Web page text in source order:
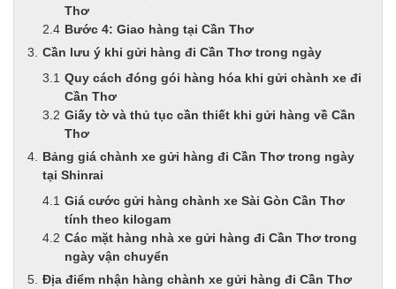
Thơ
Bước 4: Giao hàng tại Cần Thơ
Cần lưu ý khi gửi hàng đi Cần Thơ trong ngày
Quy cách đóng gói hàng hóa khi gửi chành xe đi
Cần Thơ
Giấy tờ và thủ tục cần thiết khi gửi hàng về Cần
Thơ
Bảng giá chành xe gửi hàng đi Cần Thơ trong ngày
tại Shinrai
Giá cước gửi hàng chành xe Sài Gòn Cần Thơ
tính theo kilogam
Các mặt hàng nhà xe gửi hàng đi Cần Thơ trong
ngày vận chuyển
Địa điểm nhận hàng chành xe gửi hàng đi Cần Thơ